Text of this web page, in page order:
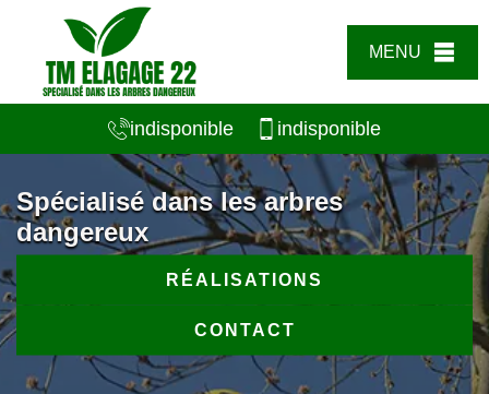
MENU
indisponible indisponible
Spécialisé dans les arbres
dangereux
RÉALISATIONS
CONTACT